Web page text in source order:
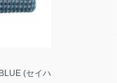
(セイハ